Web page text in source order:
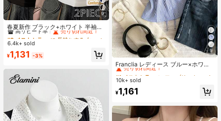
9
春夏新作 ブラック+ホワイト 半袖T
シャツ 2枚セット、レディース 無地
スリムフィット カジュアルアンダー
シャツ
#2 ベストセラー
に 長持ちする 女性用トップス、ブラウス、Tシャツ
高リピート率
売り切れ間近！
#2 ベストセラー
に 長持ちする 女性用トップス、ブラウス、Tシャツ
高リピート率
#2 ベストセラー
に 長持ちする 女性用トップス、ブラウス、Tシャツ
高リピート率
#2 ベストセラー
に 長持ちする 女性用トップス、ブラウス、Tシャツ
売り切れ間近！
6.4k+ sold
¥1,131 -3%
9
Franclia レディース ブルー×ホワイ
ト ストライプ ボタン付きシャーリン
グ Vネックシャツ 夏向け エフォート
レスシック ブラウス 通学・新学期向
け 春カジュアル
#1 ベストセラー
に ファブリック 柔らかなオフィスブラウス
売り切れ間近！
#1 ベストセラー
売り切れ間近！
#1 ベストセラー
売り切れ間近！
#1 ベストセラー
に ファブリック 柔らかなオフィスブラウス
売り切れ間近！
10k+ sold
¥1,161